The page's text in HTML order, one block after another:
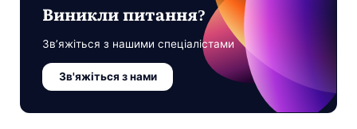
Виникли питання?
Зв’яжіться з нашими спеціалістами
Зв'яжіться з нами